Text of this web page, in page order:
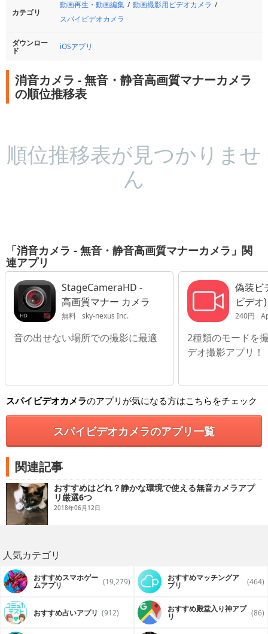
カテゴリ
動画再生・動画編集
動画撮影用ビデオカメラ
スパイビデオカメラ
ダウンロー
ド iOSアプリ
消音カメラ - 無音・静音高画質マナーカメラ
の順位推移表
順位推移表が見つかりませ
ん
「消音カメラ - 無音・静音高画質マナーカメラ」関
連アプリ
StageCameraHD -
高画質マナー カメラ
無料 sky-nexus Inc.
音の出せない場所での撮影に最適
偽装ビ
ビデオ)
240円
2種類のモードを
デオ撮影アプリ！
スパイビデオカメラのアプリが気になる方はこちらをチェック
スパイビデオカメラのアプリ一覧
関連記事
おすすめはどれ？静かな環境で使える無音カメラアプ
リ厳選6つ
2018年06月12日
人気カテゴリ
おすすめスマホゲー
ムアプリ (19,279) おすすめマッチングア
プリ (464)
おすすめ占いアプリ (912) おすすめ殿堂入り神アプ
リ (86)